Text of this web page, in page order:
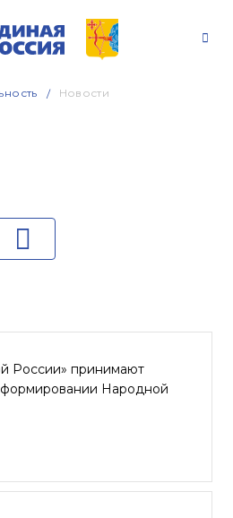
Новости
России» принимают
формировании Народной